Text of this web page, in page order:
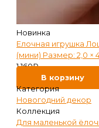
Новинка
Елочная игрушка
(мини) Размер: 2,0 ×
1 160₽
В корзину
Категория
Новогодний декор
Коллекция
Для маленькой